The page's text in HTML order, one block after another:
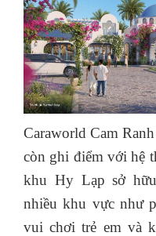
Caraworld Cam
còn ghi điểm với hệ
khu Hy Lạp sở
nhiều khu vực như
vui chơi trẻ em và